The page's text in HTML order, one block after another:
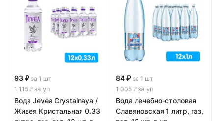
93 ₽ за 1 шт
1 115 ₽ за уп
Вода Jevea Crystalnaya /
Живея Кристальная 0.33
84 ₽ за 1 шт
1 005 ₽ за уп
Вода лечебно-столовая
Славяновская 1 литр, газ,